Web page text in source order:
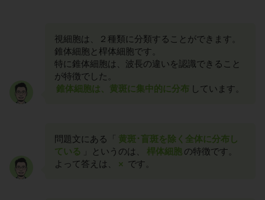
視細胞は、２種類に分類することができます。
錐体細胞と桿体細胞です。
特に錐体細胞は、波長の違いを認識できること
が特徴でした。
錐体細胞は、黄斑に集中的に分布 しています。
問題文にある「 黄斑･盲斑を除く全体に分布し
ている
」というのは、 桿体細胞 の特徴です。
よって答えは、
× です。